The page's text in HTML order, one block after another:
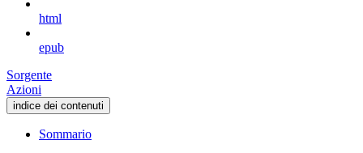
html
epub
Sorgente
Azioni
indice dei contenuti
Sommario